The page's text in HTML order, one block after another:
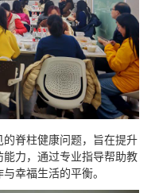
脊柱健康问题，旨在提升
力，通过专业指导帮助教
幸福生活的平衡。